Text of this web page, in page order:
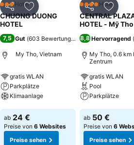
Teilen Zu Favoriten hinzufügen
3 SterneHotel
CHUONG DUONG
HOTEL
7,5 Gut (603 Bewertungen
My Tho, Vietnam
gratis WLAN
Parkplätze
Klimaanlage
Preise sehen
ab 24 €
Preise von 6 Websites
Preise sehen
Teilen Zu
4 SterneHotel
CENTRAL
HOTEL - Mỹ Tho
8,8 Hervorragend
My Tho, 0.6 km
Zentrum
gratis WLAN
Pool
Parkplätze
Preise sehen
ab 50 €
Preise von 6
Preise sehen